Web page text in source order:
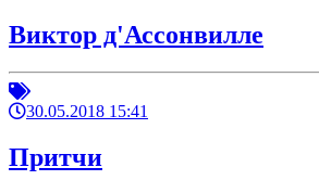
Виктор д'Ассонвилле
30.05.2018 15:41
Притчи